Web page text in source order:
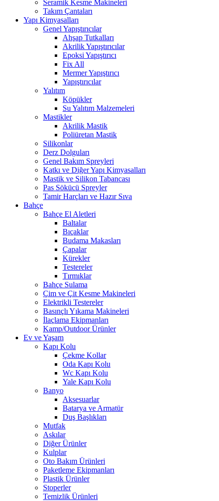
Seramik Kesme Makineleri
Takım Çantaları
Yapı Kimyasalları
Genel Yapıştırıcılar
Ahşap Tutkalları
Akrilik Yapıştırıcılar
Epoksi Yapıştırıcı
Fix All
Mermer Yapıştırıcı
Yapıştırıcılar
Yalıtım
Köpükler
Su Yalıtım Malzemeleri
Mastikler
Akrilik Mastik
Poliüretan Mastik
Silikonlar
Derz Dolguları
Genel Bakım Spreyleri
Katkı ve Diğer Yapı Kimyasalları
Mastik ve Silikon Tabancası
Pas Sökücü Spreyler
Tamir Harçları ve Hazır Sıva
Bahçe
Bahçe El Aletleri
Baltalar
Bıçaklar
Budama Makasları
Çapalar
Kürekler
Testereler
Tırmıklar
Bahçe Sulama
Çim ve Çit Kesme Makineleri
Elektrikli Testereler
Basınçlı Yıkama Makineleri
İlaçlama Ekipmanları
Kamp/Outdoor Ürünler
Ev ve Yaşam
Kapı Kolu
Çekme Kollar
Oda Kapı Kolu
Wc Kapı Kolu
Yale Kapı Kolu
Banyo
Aksesuarlar
Batarya ve Armatür
Duş Başlıkları
Mutfak
Askılar
Diğer Ürünler
Kulplar
Oto Bakım Ürünleri
Paketleme Ekipmanları
Plastik Ürünler
Stoperler
Temizlik Ürünleri